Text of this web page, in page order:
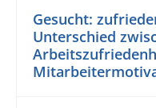
Gesucht:
Unterschied